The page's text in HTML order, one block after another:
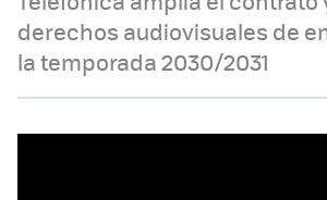
derechos audiovisuales de
la temporada 2030/2031